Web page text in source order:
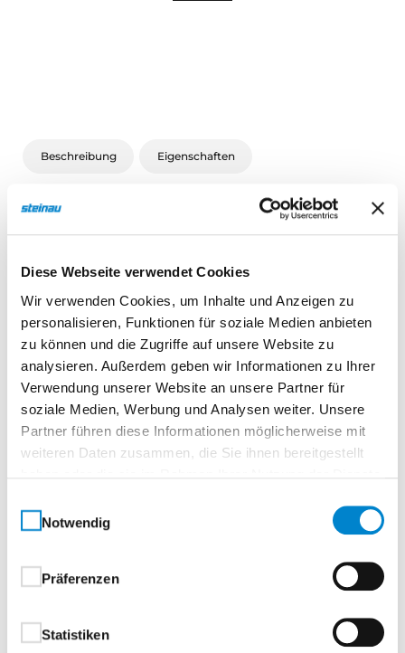
Diese Webseite verwendet Cookies
Wir verwenden Cookies, um Inhalte und Anzeigen zu
personalisieren, Funktionen für soziale Medien anbieten
zu können und die Zugriffe auf unsere Website zu
analysieren. Außerdem geben wir Informationen zu Ihrer
Verwendung unserer Website an unsere Partner für
soziale Medien, Werbung und Analysen weiter. Unsere
Partner führen diese Informationen möglicherweise mit
weiteren Daten zusammen, die Sie ihnen bereitgestellt
Notwendig
Präferenzen
Statistiken
Beschreibung Eigenschaften
Echtlack Premium Grau (ähnl. RAL 7035)
Normtür, rundTürelement, Röhrenspanplatte
Echtlack Premium – Eleganz in PerfektionAkzente
setzen mit makelloser Oberfläche.
Echtlack Premium steht für eine besonders edle und
Lackaufbau im hochwertigen Spritzverfahren sorgt
für eine ebenmäßige, brillante Optik – und verleiht
Mehrschichtiger Lackaufbau für